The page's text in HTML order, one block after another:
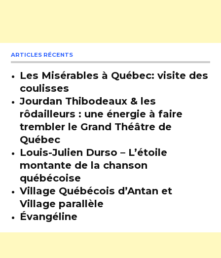
ARTICLES RÉCENTS
Les Misérables à Québec: visite des
coulisses
Jourdan Thibodeaux & les
rôdailleurs : une énergie à faire
trembler le Grand Théâtre de
Québec
Louis-Julien Durso – L’étoile
montante de la chanson
québécoise
Village Québécois d’Antan et
Village parallèle
Évangéline